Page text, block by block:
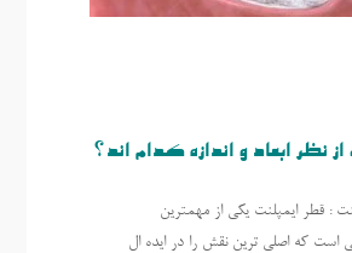
از نظر ابعاد و اندازه کدام اند؟
: قطر ایمپلنت یکی از مهمترین
است که اصلی ترین نقش را در ایده ال